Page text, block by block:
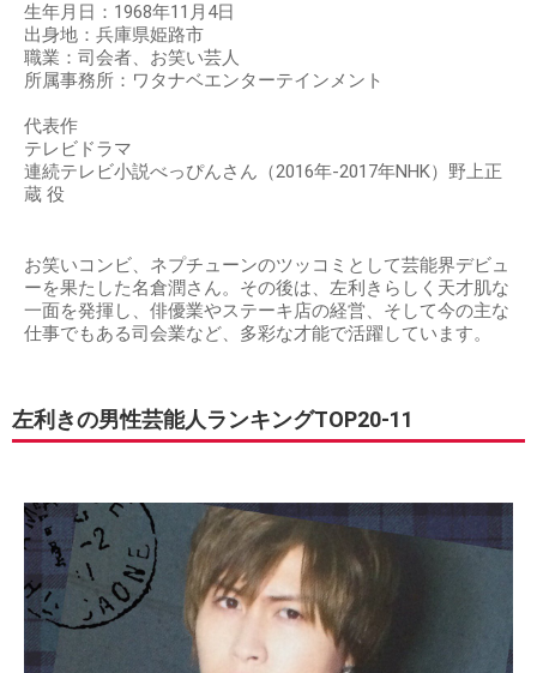
生年月日：1968年11月4日
出身地：兵庫県姫路市
職業：司会者、お笑い芸人
所属事務所：ワタナベエンターテインメント
代表作
テレビドラマ
連続テレビ小説べっぴんさん（2016年-2017年NHK）野上正
蔵 役
お笑いコンビ、ネプチューンのツッコミとして芸能界デビュ
ーを果たした名倉潤さん。その後は、左利きらしく天才肌な
一面を発揮し、俳優業やステーキ店の経営、そして今の主な
仕事でもある司会業など、多彩な才能で活躍しています。
左利きの男性芸能人ランキングTOP20-11